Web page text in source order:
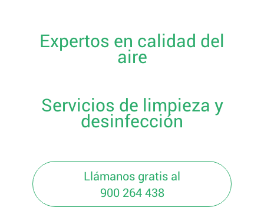
Expertos en calidad del
aire
Servicios de limpieza y
desinfección
Llámanos gratis al
900 264 438